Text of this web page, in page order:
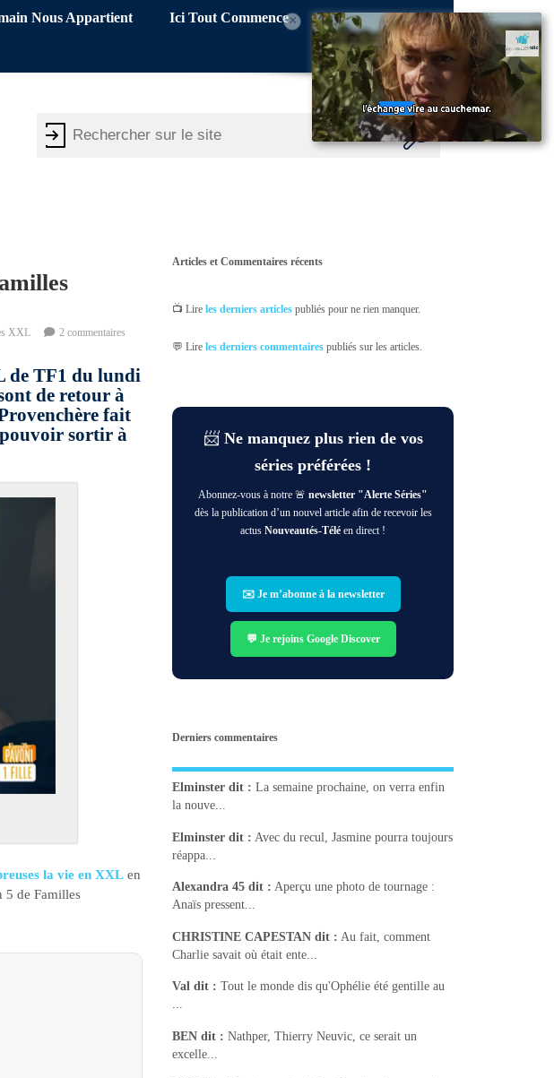
Nous Appartient Ici Tout Commence
XXL 2 commentaires
de TF1 du lundi
de retour à
fait
pouvoir sortir à
la vie en XXL en
5 de Familles
×
Articles et Commentaires récents
📺 Lireles derniers articles publiés pour ne rien manquer.
💬 Lireles derniers commentaires publiés sur les articles.
📨 Ne manquez plus rien de vos
séries préférées !
Abonnez-vous à notre 🚨newsletter "Alerte Séries"
dès la publication d’un nouvel article afin de recevoir les
actusNouveautés-Télé en direct !
✉️ Je m’abonne à la newsletter
💬 Je rejoins Google Discover
Derniers commentaires
Elminster dit : La semaine prochaine, on verra enfin
la nouve...
Elminster dit : Avec du recul, Jasmine pourra toujours
réappa...
Alexandra 45 dit : Aperçu une photo de tournage :
Anaïs pressent...
CHRISTINE CAPESTAN dit : Au fait, comment
Charlie savait où était ente...
Val dit : Tout le monde dis qu'Ophélie été gentille au
...
BEN dit : Nathper, Thierry Neuvic, ce serait un
excelle...